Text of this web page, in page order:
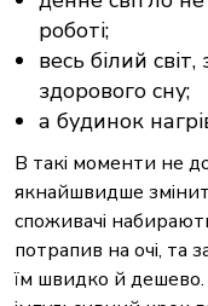
роботі;
весь білий
здорового сну;
а будинок
В такі моменти не
якнайшвидше
споживачі
потрапив на очі, та
їм швидко й дешево.